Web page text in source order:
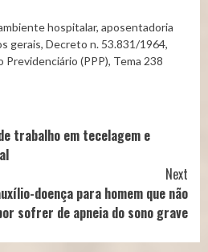
hospitalar, aposentadoria
gerais, Decreto n. 53.831/1964,
Previdenciário (PPP), Tema 238
trabalho em tecelagem e
Next
doença para homem que não
sofrer de apneia do sono grave